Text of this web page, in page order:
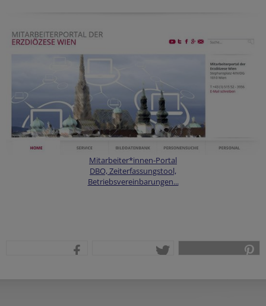
Mitarbeiter*innen-Portal
DBO, Zeiterfassungstool,
Betriebsvereinbarungen...